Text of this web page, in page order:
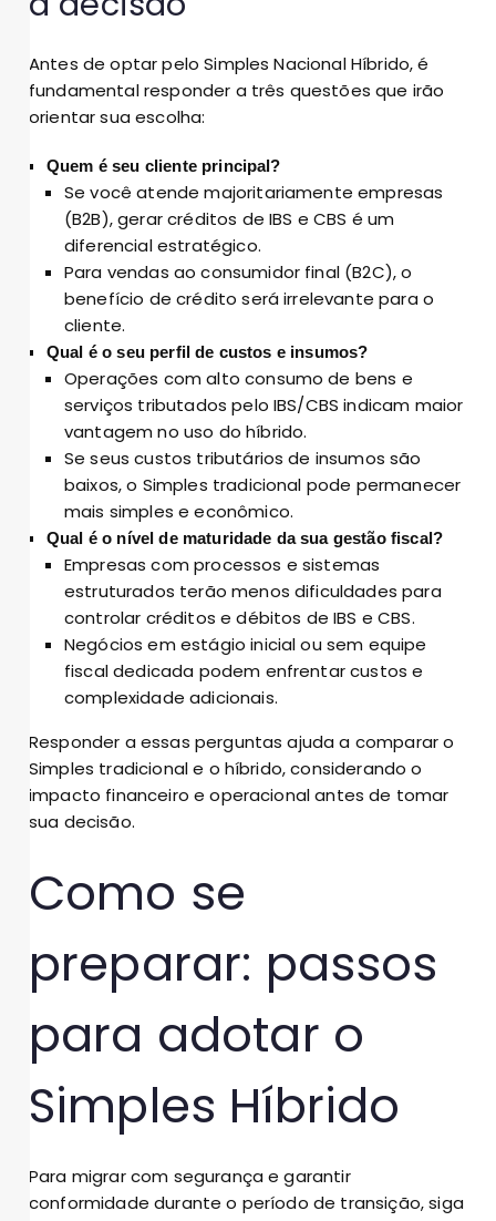
Antes de optar pelo Simples Nacional Híbrido, é
fundamental responder a três questões que irão
orientar sua escolha:
Quem é seu cliente principal?
Se você atende majoritariamente empresas
(B2B), gerar créditos de IBS e CBS é um
diferencial estratégico.
Para vendas ao consumidor final (B2C), o
benefício de crédito será irrelevante para o
cliente.
Qual é o seu perfil de custos e insumos?
Operações com alto consumo de bens e
serviços tributados pelo IBS/CBS indicam maior
vantagem no uso do híbrido.
Se seus custos tributários de insumos são
baixos, o Simples tradicional pode permanecer
mais simples e econômico.
Qual é o nível de maturidade da sua gestão fiscal?
Empresas com processos e sistemas
estruturados terão menos dificuldades para
controlar créditos e débitos de IBS e CBS.
Negócios em estágio inicial ou sem equipe
fiscal dedicada podem enfrentar custos e
complexidade adicionais.
Responder a essas perguntas ajuda a comparar o
Simples tradicional e o híbrido, considerando o
impacto financeiro e operacional antes de tomar
sua decisão.
Como se
preparar: passos
para adotar o
Simples Híbrido
Para migrar com segurança e garantir
conformidade durante o período de transição, siga